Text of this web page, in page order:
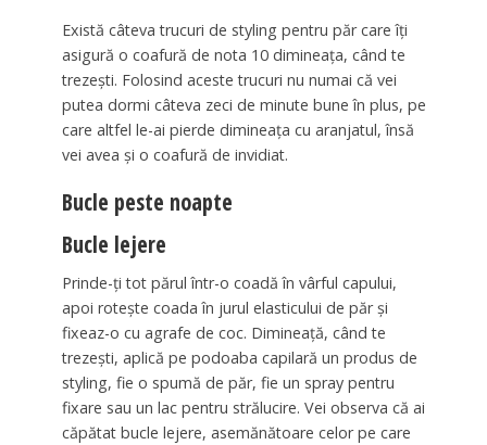
Există câteva trucuri de styling pentru păr care îți
asigură o coafură de nota 10 dimineața, când te
trezești. Folosind aceste trucuri nu numai că vei
putea dormi câteva zeci de minute bune în plus, pe
care altfel le-ai pierde dimineața cu aranjatul, însă
vei avea și o coafură de invidiat.
Bucle peste noapte
Bucle lejere
Prinde-ți tot părul într-o coadă în vârful capului,
apoi rotește coada în jurul elasticului de păr și
fixeaz-o cu agrafe de coc. Dimineață, când te
trezești, aplică pe podoaba capilară un produs de
styling, fie o spumă de păr, fie un spray pentru
fixare sau un lac pentru strălucire. Vei observa că ai
căpătat bucle lejere, asemănătoare celor pe care